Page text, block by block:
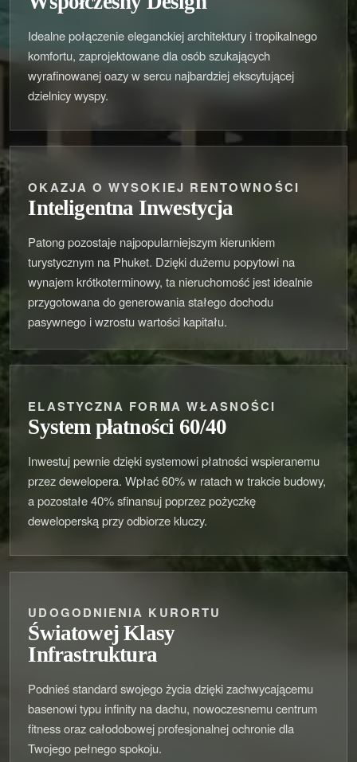
Idealne połączenie eleganckiej architektury i tropikalnego
komfortu, zaprojektowane dla osób szukających
wyrafinowanej oazy w sercu najbardziej ekscytującej
dzielnicy wyspy.
OKAZJA O WYSOKIEJ RENTOWNOŚCI
Inteligentna Inwestycja
Patong pozostaje najpopularniejszym kierunkiem
turystycznym na Phuket. Dzięki dużemu popytowi na
wynajem krótkoterminowy, ta nieruchomość jest idealnie
przygotowana do generowania stałego dochodu
pasywnego i wzrostu wartości kapitału.
ELASTYCZNA FORMA WŁASNOŚCI
System płatności 60/40
Inwestuj pewnie dzięki systemowi płatności wspieranemu
przez dewelopera. Wpłać 60% w ratach w trakcie budowy,
a pozostałe 40% sfinansuj poprzez pożyczkę
deweloperską przy odbiorze kluczy.
UDOGODNIENIA KURORTU
Światowej Klasy
Infrastruktura
Podnieś standard swojego życia dzięki zachwycającemu
basenowi typu infinity na dachu, nowoczesnemu centrum
fitness oraz całodobowej profesjonalnej ochronie dla
Twojego pełnego spokoju.